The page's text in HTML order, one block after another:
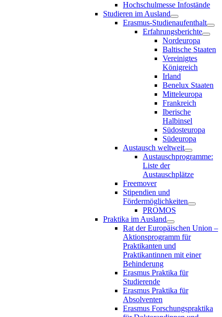
Hochschulmesse Infostände
Studieren im Ausland
Erasmus-Studienaufenthalt
Erfahrungsberichte
Nordeuropa
Baltische Staaten
Vereinigtes
Königreich
Irland
Benelux Staaten
Mitteleuropa
Frankreich
Iberische
Halbinsel
Südosteuropa
Südeuropa
Austausch weltweit
Austauschprogramme:
Liste der
Austauschplätze
Freemover
Stipendien und
Fördermöglichkeiten
PROMOS
Praktika im Ausland
Rat der Europäischen Union –
Aktionsprogramm für
Praktikanten und
Praktikantinnen mit einer
Behinderung
Erasmus Praktika für
Studierende
Erasmus Praktika für
Absolventen
Erasmus Forschungspraktika